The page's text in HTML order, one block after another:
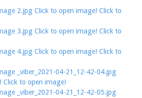
Click to open image! Click to
Click to open image! Click to
Click to open image! Click to
Click to open image!